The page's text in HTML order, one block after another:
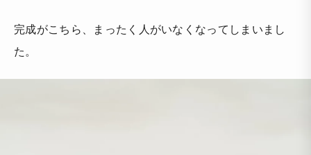
完成がこちら、まったく人がいなくなってしまいまし
た。